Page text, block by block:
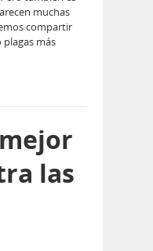
muchas
compartir
más
las